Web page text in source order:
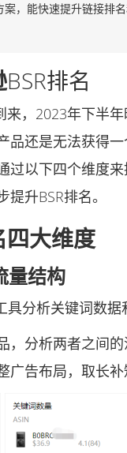
，能快速提升链接排
BSR排名
，2023年下半年
品还是无法获得
过以下四个维度
升BSR排名。
大维度
量结构
分析关键词数据
分析两者之间的
告布局，取长补